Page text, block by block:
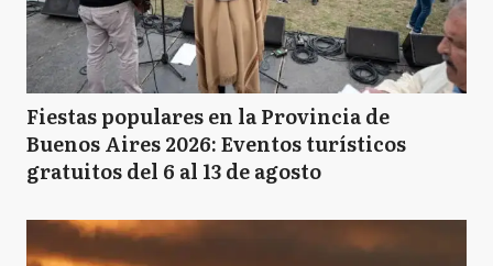
Fiestas populares en la Provincia de
Buenos Aires 2026: Eventos turísticos
gratuitos del 6 al 13 de agosto